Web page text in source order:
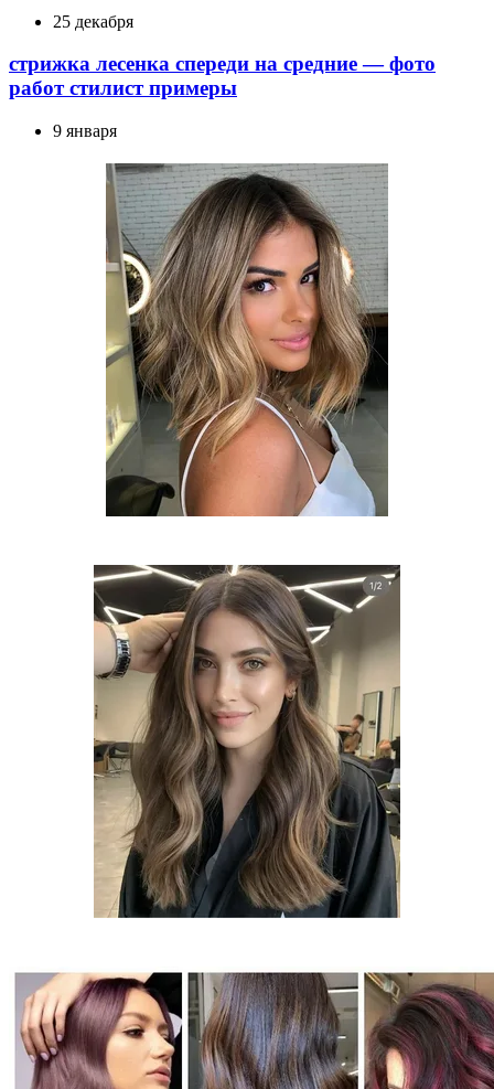
25 декабря
стрижка лесенка спереди на средние — фото
работ стилист примеры
9 января